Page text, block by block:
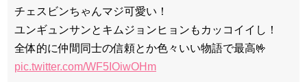
チェスビンちゃんマジ可愛い！
ユンギュンサンとキムジョンヒョンもカッコイイし！
全体的に仲間同士の信頼とか色々いい物語で最高🤟
pic.twitter.com/WF5IOiwOHm